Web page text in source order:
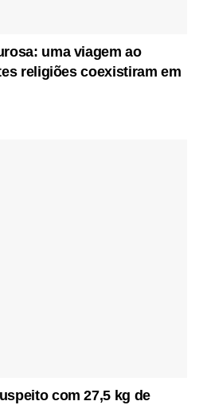
uma viagem ao
religiões coexistiram em
com 27,5 kg de